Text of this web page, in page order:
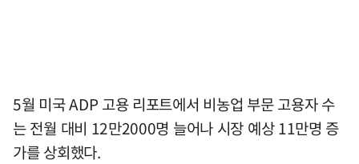
5월 미국 ADP 고용 리포트에서 비농업 부문 고용자 수
는 전월 대비 12만2000명 늘어나 시장 예상 11만명 증
가를 상회했다.